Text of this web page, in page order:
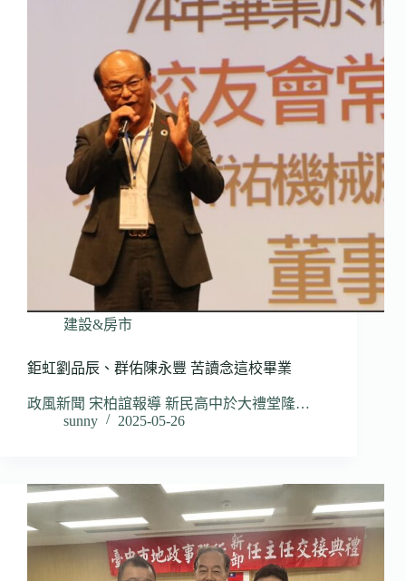
建設&房市
鉅虹劉品辰、群佑陳永豐 苦讀念這校畢業
政風新聞 宋柏誼報導 新民高中於大禮堂隆…
sunny
2025-05-26